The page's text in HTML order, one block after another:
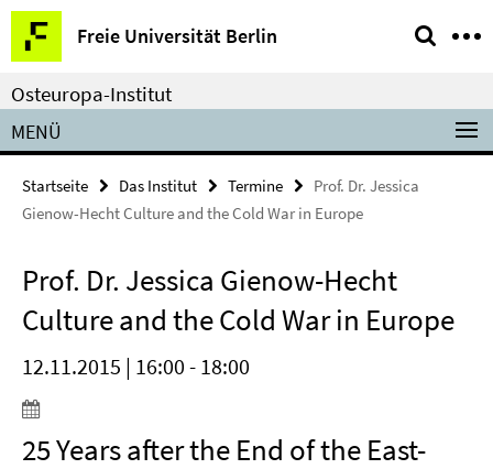
Springe
direkt
zu
Inhalt
Freie Universität Berlin
Service-
Navigation
Osteuropa-Institut
MENÜ
Startseite Das Institut Termine
Prof. Dr. Jessica
Gienow-Hecht Culture and the Cold War in Europe
Prof. Dr. Jessica Gienow-Hecht
Culture and the Cold War in Europe
12.11.2015 | 16:00 - 18:00
25 Years after the End of the East-